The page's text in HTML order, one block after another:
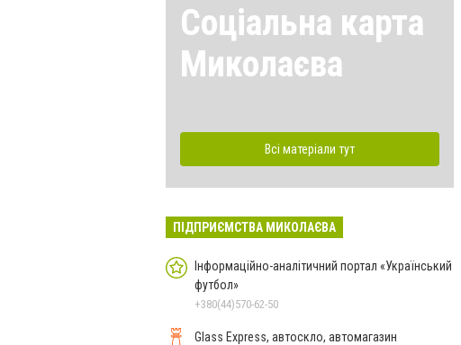
Соціальна карта
Миколаєва
Всі матеріали тут
ПІДПРИЄМСТВА МИКОЛАЄВА
Інформаційно-аналітичний портал «Український
футбол»
+380(44)570-62-50
Glass Express, автоскло, автомагазин